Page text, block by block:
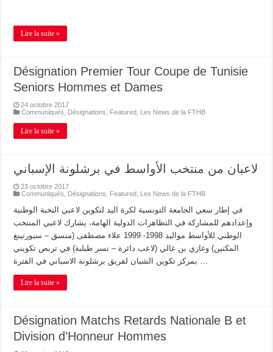
Lire la suite »
Désignation Premier Tour Coupe de Tunisie
Seniors Hommes et Dames
24 octobre 2017
Communiqués
Désignations Featured Les News de la FTHB
Lire la suite »
لاعبان من منتخب الأواسط في برشلونة الإسباني
23 octobre 2017
Communiqués
Désignations Featured Les News de la FTHB
في إطار سعي الجامعة التونسية لكرة اليد لتكوين لاعبي النخبة الوطنية
وإعدادهم للمشاركة في التظاهرات الدولية الهامة، يشارك لاعبي المنتخب
الوطني للأواسط مواليد 1998- 1999 علاء مصطفى (منسق – سبورتينغ
المكنين) وغازي بن غالي (لاعب دائرة – نسر طبلبة) في تربص تكويني
Lire la suite »
Désignation Matchs Retards Nationale B et
Division d’Honneur Hommes